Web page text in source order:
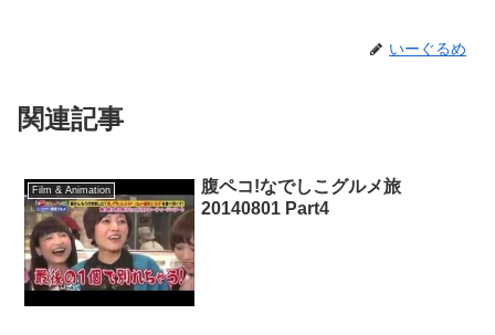
いーぐるめ
関連記事
Film & Animation
腹ペコ!なでしこグルメ旅
20140801 Part4